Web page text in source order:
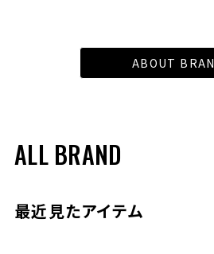
ABOUT
ALL BRAND
最近見たアイテム